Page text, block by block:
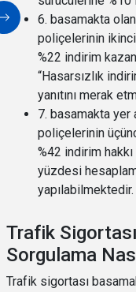
6. basamakta
poliçelerinin ikinci
%22 indirim
“Hasarsızlık
yanıtını merak
7. basamakta yer
poliçelerinin
%42 indirim
yüzdesi
yapılabilmektedir.
Trafik
Sorgulama
Trafik sigortası